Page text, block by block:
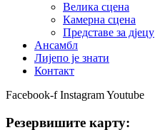
Велика сцена
Камерна сцена
Представе за дјецу
Ансамбл
Лијепо је знати
Контакт
Facebook-f InstagramYoutube
Резервишите карту: